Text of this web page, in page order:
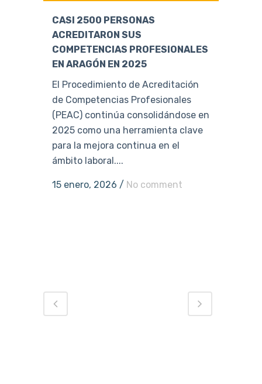
CASI 2500 PERSONAS
ACREDITARON SUS
COMPETENCIAS PROFESIONALES
EN ARAGÓN EN 2025
El Procedimiento de Acreditación
de Competencias Profesionales
(PEAC) continúa consolidándose en
2025 como una herramienta clave
para la mejora continua en el
ámbito laboral....
15 enero, 2026 / No comment